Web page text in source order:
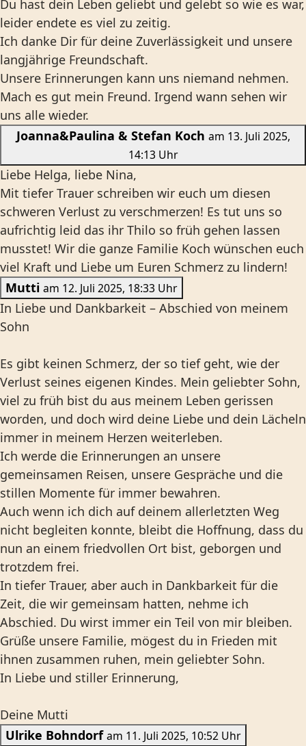
Du hast dein Leben geliebt und gelebt so wie es war,
leider endete es viel zu zeitig.
Ich danke Dir für deine Zuverlässigkeit und unsere
langjährige Freundschaft.
Unsere Erinnerungen kann uns niemand nehmen.
Mach es gut mein Freund. Irgend wann sehen wir
uns alle wieder.
Joanna&Paulina & Stefan Koch am 13. Juli 2025,
14:13 Uhr
Liebe Helga, liebe Nina,
Mit tiefer Trauer schreiben wir euch um diesen
schweren Verlust zu verschmerzen! Es tut uns so
aufrichtig leid das ihr Thilo so früh gehen lassen
musstet! Wir die ganze Familie Koch wünschen euch
viel Kraft und Liebe um Euren Schmerz zu lindern!
Mutti
am 12. Juli 2025, 18:33 Uhr
In Liebe und Dankbarkeit – Abschied von meinem
Sohn
Es gibt keinen Schmerz, der so tief geht, wie der
Verlust seines eigenen Kindes. Mein geliebter Sohn,
viel zu früh bist du aus meinem Leben gerissen
worden, und doch wird deine Liebe und dein Lächeln
immer in meinem Herzen weiterleben.
Ich werde die Erinnerungen an unsere
gemeinsamen Reisen, unsere Gespräche und die
stillen Momente für immer bewahren.
Auch wenn ich dich auf deinem allerletzten Weg
nicht begleiten konnte, bleibt die Hoffnung, dass du
nun an einem friedvollen Ort bist, geborgen und
trotzdem frei.
In tiefer Trauer, aber auch in Dankbarkeit für die
Zeit, die wir gemeinsam hatten, nehme ich
Abschied. Du wirst immer ein Teil von mir bleiben.
Grüße unsere Familie, mögest du in Frieden mit
ihnen zusammen ruhen, mein geliebter Sohn.
In Liebe und stiller Erinnerung,
Deine Mutti
Ulrike Bohndorf
am 11. Juli 2025, 10:52 Uhr